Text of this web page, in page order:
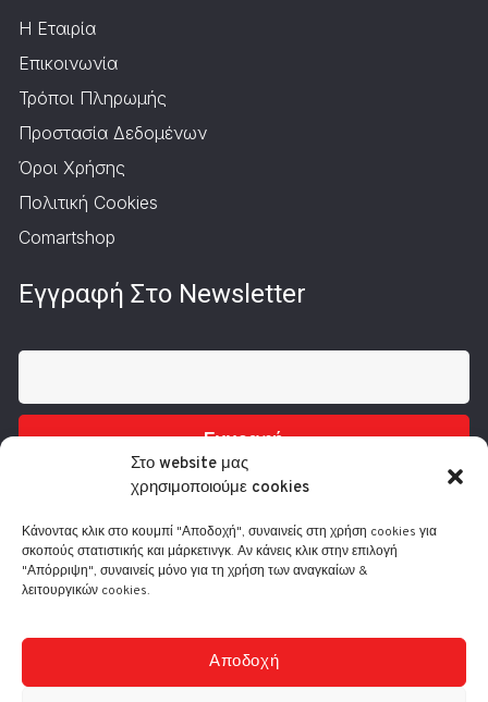
Στο website μας
χρησιμοποιούμε cookies
Κάνοντας κλικ στο κουμπί "Αποδοχή", συναινείς στη χρήση cookies για
σκοπούς στατιστικής και μάρκετινγκ. Αν κάνεις κλικ στην επιλογή
"Απόρριψη", συναινείς μόνο για τη χρήση των αναγκαίων &
λειτουργικών cookies.
Αποδοχή
Η Εταιρία
Επικοινωνία
Τρόποι Πληρωμής
Προστασία Δεδομένων
Όροι Χρήσης
Πολιτική Cookies
Comartshop
Εγγραφή Στο Newsletter
Εγγραφή
Τηλ.: 210 3416200
Δευ - Παρ: 9:30 - 18:00